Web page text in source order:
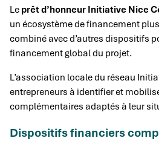
Le prêt d’honneur Initiative Nice
un écosystème de financement
combiné avec d’autres dispositifs
financement global du projet.
L’association locale du réseau
entrepreneurs à identifier et
complémentaires adaptés à leur
Dispositifs financiers